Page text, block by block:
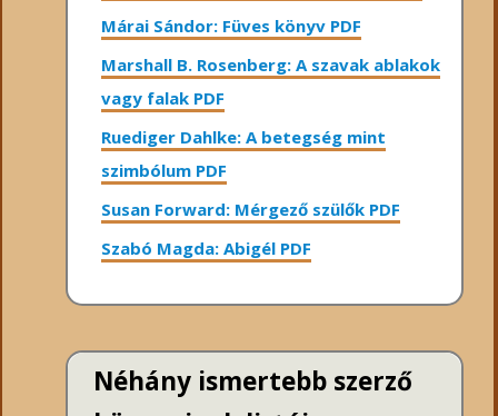
Márai Sándor: Füves könyv PDF
Marshall B. Rosenberg: A szavak ablakok
vagy falak PDF
Ruediger Dahlke: A betegség mint
szimbólum PDF
Susan Forward: Mérgező szülők PDF
Szabó Magda: Abigél PDF
Néhány ismertebb szerző